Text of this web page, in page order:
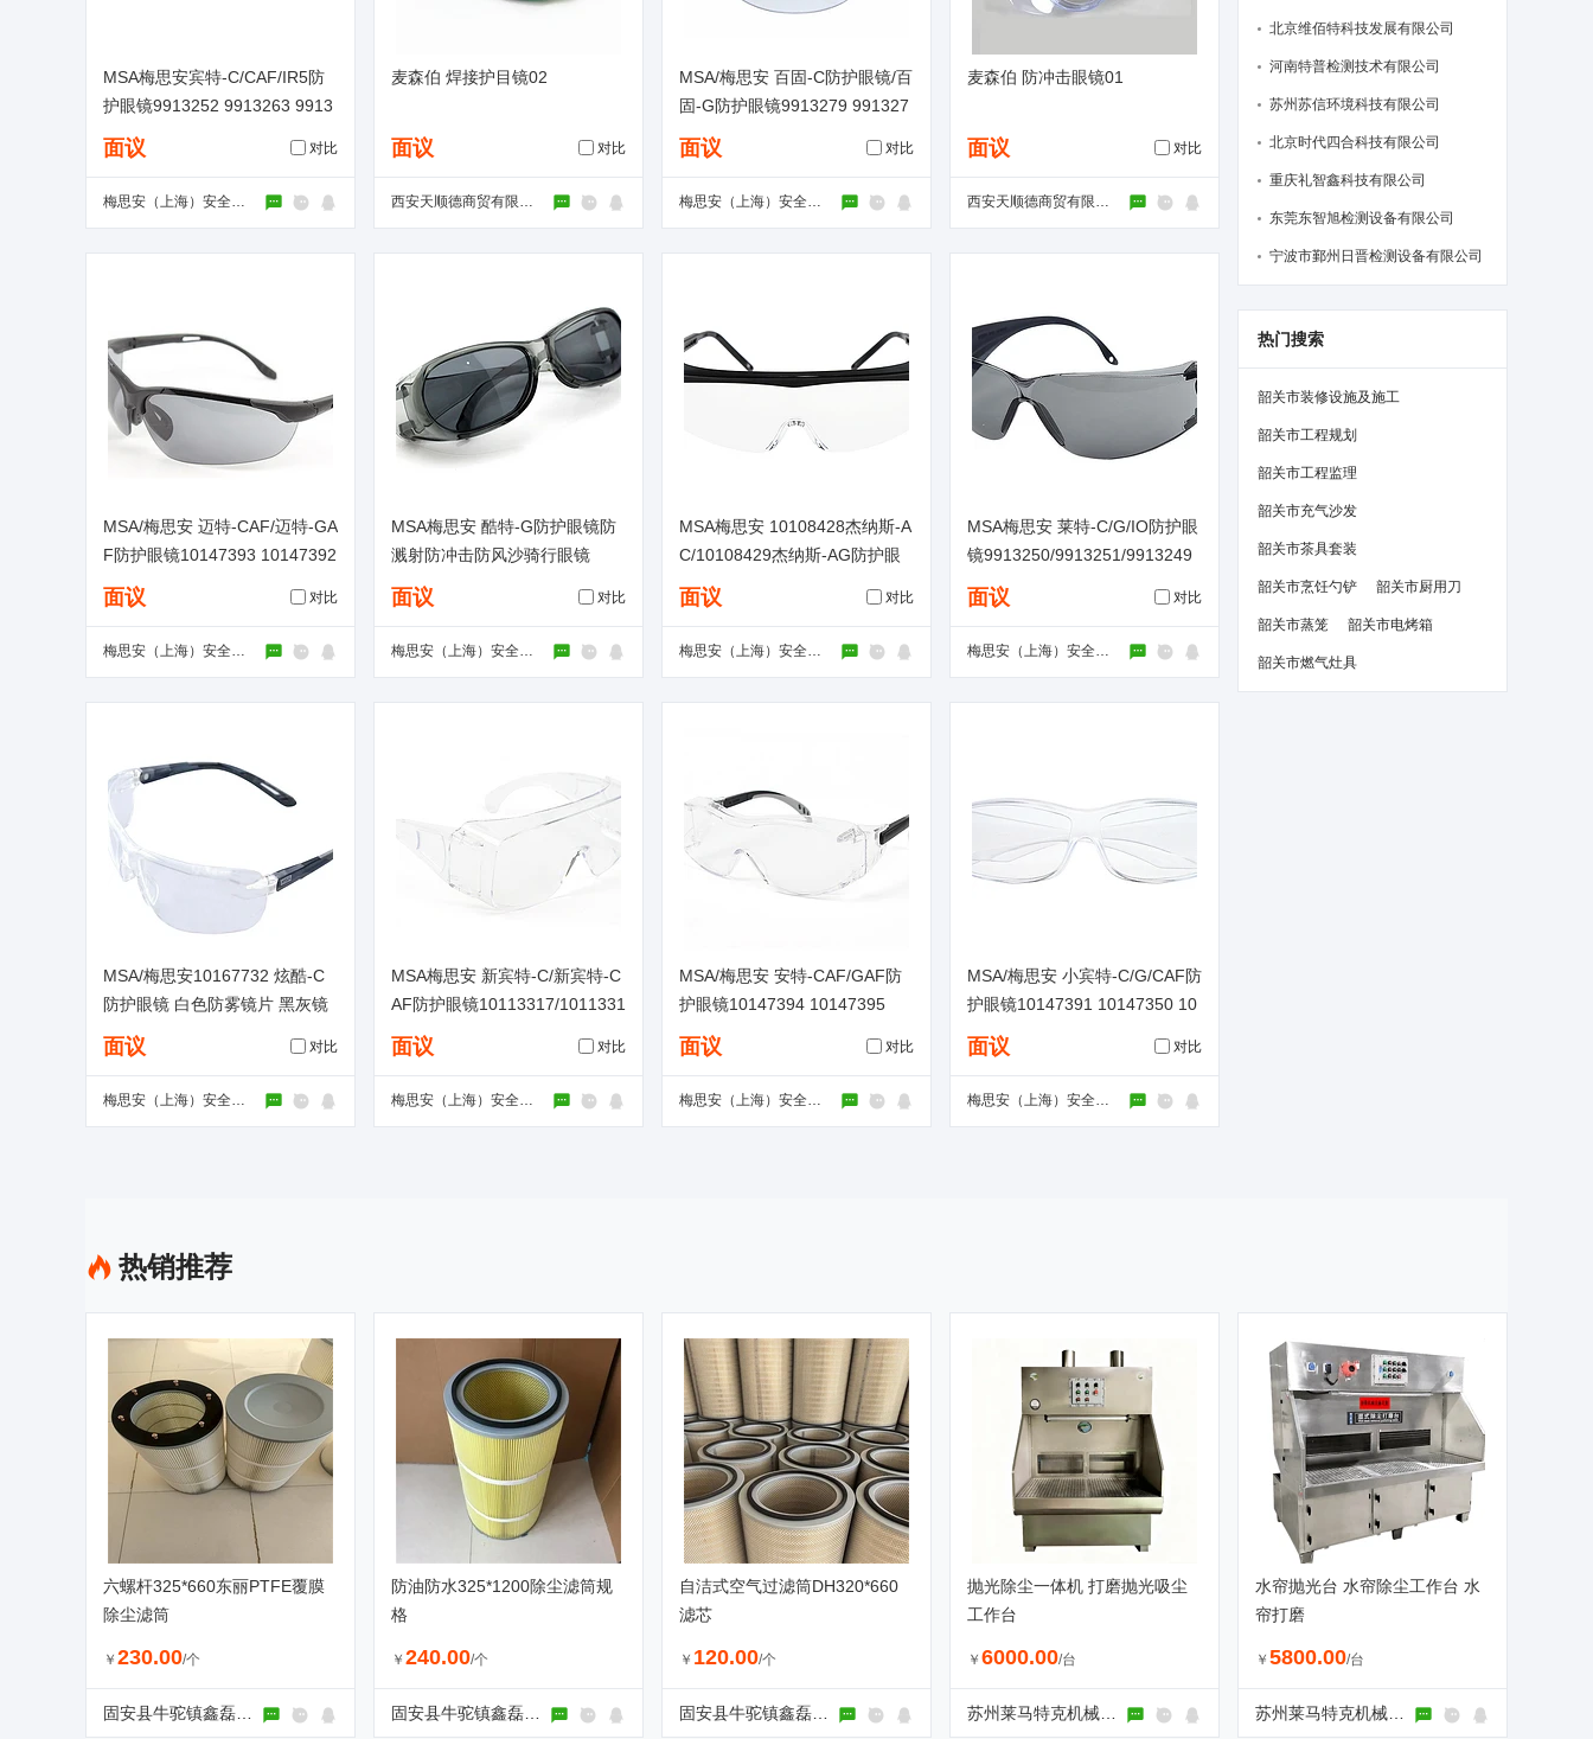
MSA梅思安宾特-C/CAF/IR5防
护眼镜9913252 9913263 9913
253
面议 对比
梅思安（上海）安全装备有限公司
麦森伯 焊接护目镜02
面议 对比
西安天顺德商贸有限公司
MSA/梅思安 百固-C防护眼镜/百
固-G防护眼镜9913279 991327
8
面议 对比
梅思安（上海）安全装备有限公司
麦森伯 防冲击眼镜01
面议 对比
西安天顺德商贸有限公司
MSA/梅思安 迈特-CAF/迈特-GA
F防护眼镜10147393 10147392
面议 对比
梅思安（上海）安全装备有限公司
MSA梅思安 酷特-G防护眼镜防
溅射防冲击防风沙骑行眼镜
面议 对比
梅思安（上海）安全装备有限公司
MSA梅思安 10108428杰纳斯-A
C/10108429杰纳斯-AG防护眼
镜
面议 对比
梅思安（上海）安全装备有限公司
MSA梅思安 莱特-C/G/IO防护眼
镜9913250/9913251/9913249
面议 对比
梅思安（上海）安全装备有限公司
MSA/梅思安10167732 炫酷-C
防护眼镜 白色防雾镜片 黑灰镜
脚
面议 对比
梅思安（上海）安全装备有限公司
MSA梅思安 新宾特-C/新宾特-C
AF防护眼镜10113317/1011331
8
面议 对比
梅思安（上海）安全装备有限公司
MSA/梅思安 安特-CAF/GAF防
护眼镜10147394 10147395
面议 对比
梅思安（上海）安全装备有限公司
MSA/梅思安 小宾特-C/G/CAF防
护眼镜10147391 10147350 10
147349
面议 对比
梅思安（上海）安全装备有限公司
北京维佰特科技发展有限公司
河南特普检测技术有限公司
苏州苏信环境科技有限公司
北京时代四合科技有限公司
重庆礼智鑫科技有限公司
东莞东智旭检测设备有限公司
宁波市鄞州日晋检测设备有限公司
热门搜索
韶关市装修设施及施工
韶关市工程规划
韶关市工程监理
韶关市充气沙发
韶关市茶具套装
韶关市烹饪勺铲 韶关市厨用刀
韶关市蒸笼 韶关市电烤箱
韶关市燃气灶具
热销推荐
六螺杆325*660东丽PTFE覆膜
除尘滤筒
￥ 230.00/个
防油防水325*1200除尘滤筒规
格
￥ 240.00/个
自洁式空气过滤筒DH320*660
滤芯
￥ 120.00/个
抛光除尘一体机 打磨抛光吸尘
工作台
￥ 6000.00/台
水帘抛光台 水帘除尘工作台 水
帘打磨
￥ 5800.00/台